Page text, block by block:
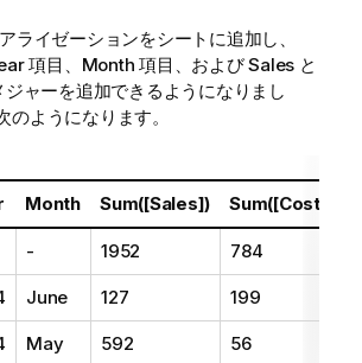
ライゼーションをシートに追加し、
項目、 Month 項目、および Sales と
ャーを追加できるようになりまし
のようになります。
Month Sum([Sales]) Sum([Costs])
- 1952 784
June 127 199
May 592 56